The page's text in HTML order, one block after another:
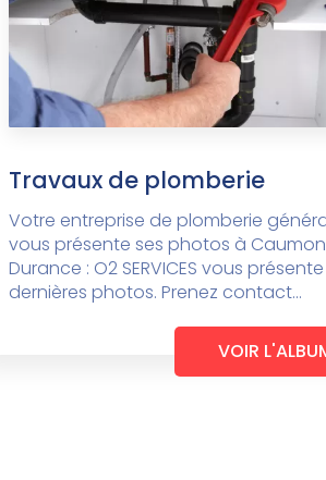
Travaux de plomberie
Votre entreprise de plomberie
vous présente ses photos à
Durance : O2 SERVICES vous
dernières photos. Prenez contact...
VOIR